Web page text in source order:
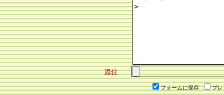
添付
フォームに保存 プレ